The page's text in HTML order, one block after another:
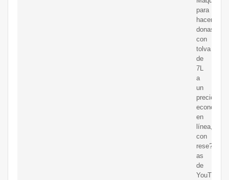
para
hacer
donas
con
tolva
de
7L
a
un
precio
económico
en
línea,
con
rese?
as
de
YouTube